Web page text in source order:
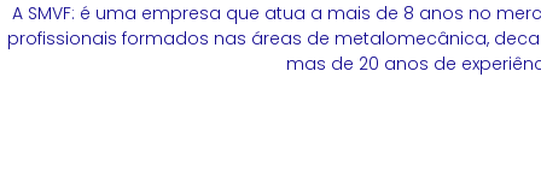
A SMVF: é uma empresa que atua a mais de 8 anos no
profissionais formados nas áreas de metalomecânica,
mas de 20 anos de